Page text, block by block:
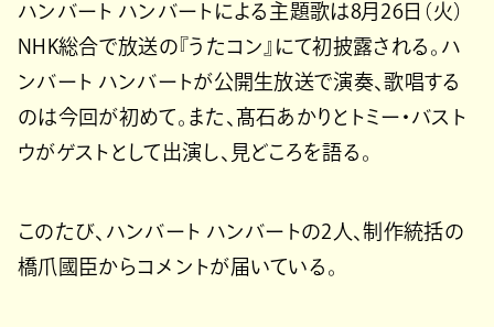
ハンバート ハンバートによる主題歌は8月26日（火）
NHK総合で放送の『うたコン』にて初披露される。ハ
ンバート ハンバートが公開生放送で演奏、歌唱する
のは今回が初めて。また、髙石あかりとトミー・バスト
ウがゲストとして出演し、見どころを語る。
このたび、ハンバート ハンバートの2人、制作統括の
橋爪國臣からコメントが届いている。